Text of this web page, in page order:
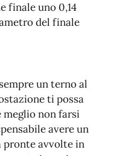
finale uno 0,14
del finale
un terno al
ti possa
meglio non farsi
avere un
pronte avvolte in